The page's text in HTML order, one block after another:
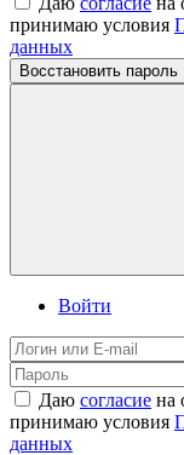
принимаю условия
данных
Восстановить пароль
Войти
Даю согласие на
принимаю условия
данных